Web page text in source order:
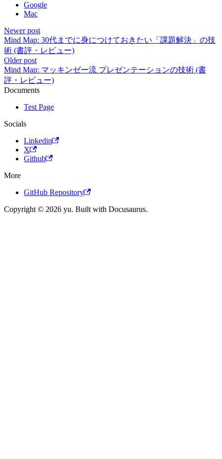
Google
Mac
Newer post
Mind Map: 30代までに身につけておきたい「課題解決」の技
術 (書評・レビュー)
Older post
Mind Map: マッキンゼー流 プレゼンテーションの技術 (書
評・レビュー)
Documents
Test Page
Socials
Linkedin
X
Github
More
GitHub Repository
Copyright © 2026 yu. Built with Docusaurus.